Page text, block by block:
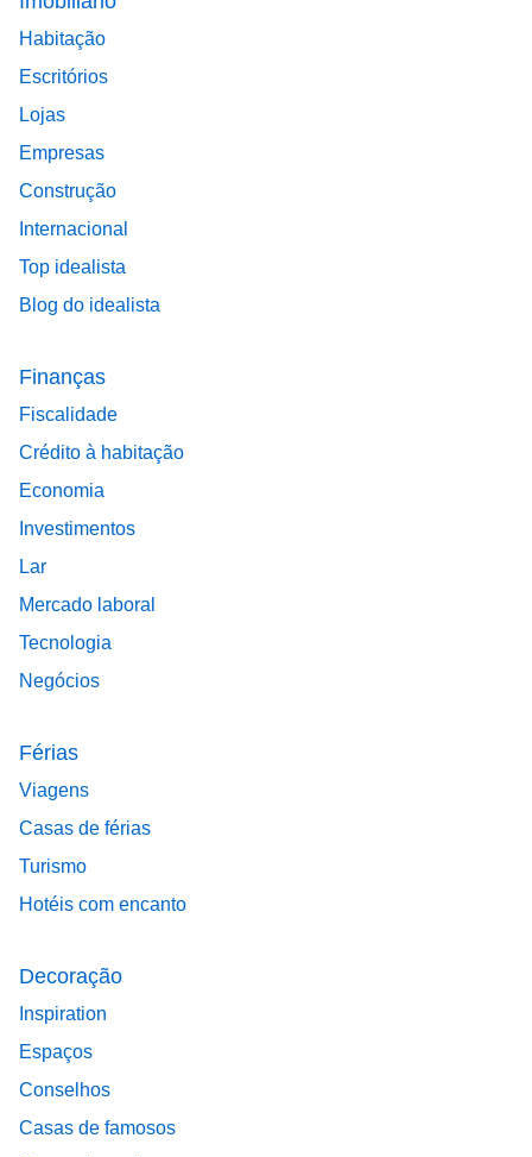
Habitação
Escritórios
Lojas
Empresas
Construção
Internacional
Top idealista
Blog do idealista
Finanças
Fiscalidade
Crédito à habitação
Economia
Investimentos
Lar
Mercado laboral
Tecnologia
Negócios
Férias
Viagens
Casas de férias
Turismo
Hotéis com encanto
Decoração
Inspiration
Espaços
Conselhos
Casas de famosos